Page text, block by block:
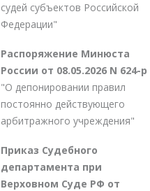
судей субъектов Российской
Федерации"
Распоряжение Минюста
России от 08.05.2026 N 624-р
"О депонировании правил
постоянно действующего
арбитражного учреждения"
Приказ Судебного
департамента при
Верховном Суде РФ от